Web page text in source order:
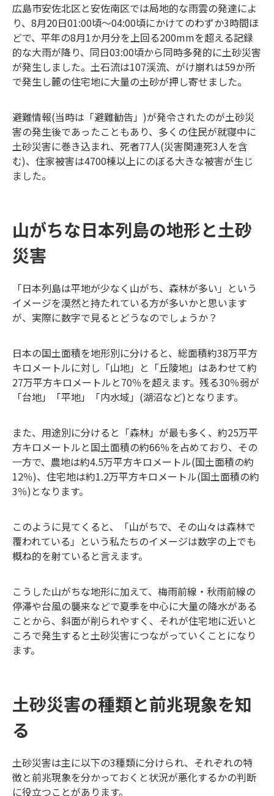
広島市安佐北区と安佐南区では局地的な雨雲の発達によ
り、8月20日01:00頃～04:00頃にかけてのわずか3時間ほ
どで、平年の8月1か月分を上回る200mmを超える記録
的な大雨が降り、同日03:00頃から同時多発的に土砂災害
が発生しました。土石流は107渓流、がけ崩れは59か所
で発生し麓の住宅地に大量の土砂が押し寄せました。
避難情報(当時は「避難勧告」)が発令されたのが土砂災
害の発生後であったこともあり、多くの住民が就寝中に
土砂災害に巻き込まれ、死者77人(災害関連死3人を含
む)、住家被害は4700棟以上にのぼる大きな被害が生じ
ました。
山がちな日本列島の地形と土砂
災害
「日本列島は平地が少なく山がち、森林が多い」という
イメージを漠然と持たれている方が多いかと思います
が、実際に数字で見るとどうなのでしょうか？
日本の国土面積を地形別に分けると、総面積約38万平方
キロメートルに対し「山地」と「丘陵地」はあわせて約
27万平方キロメートルと70％を超えます。残る30％弱が
「台地」「平地」「内水域」(湖沼など)となります。
また、用途別に分けると「森林」が最も多く、約25万平
方キロメートルと国土面積の約66％を占めており、その
一方で、農地は約4.5万平方キロメートル(国土面積の約
12％)、住宅地は約1.2万平方キロメートル(国土面積の約
3％)となります。
このように見てくると、「山がちで、その山々は森林で
覆われている」という私たちのイメージは数字の上でも
概ね的を射ていると言えます。
こうした山がちな地形に加えて、梅雨前線・秋雨前線の
停滞や台風の襲来などで夏季を中心に大量の降水がある
ことから、斜面が削られやすく、それが住宅地に近いと
ころで発生すると土砂災害につながっていくことになり
ます。
土砂災害の種類と前兆現象を知
る
土砂災害は主に以下の3種類に分けられ、それぞれの特
徴と前兆現象を分かっておくと状況が悪化するかの判断
に役立つことがあります。